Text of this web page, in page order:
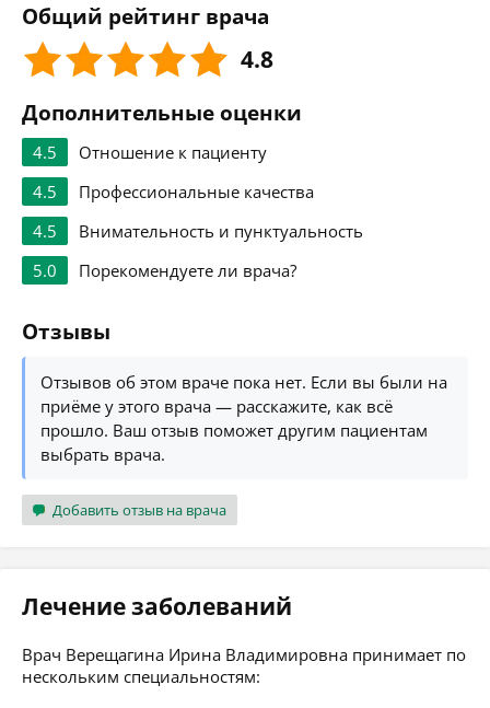
Общий рейтинг врача
4.8
Дополнительные оценки
4.5
Отношение к пациенту
4.5
Профессиональные качества
4.5
Внимательность и пунктуальность
5.0
Порекомендуете ли врача?
Отзывы
Отзывов об этом враче пока нет. Если вы были на
приёме у этого врача — расскажите, как всё
прошло. Ваш отзыв поможет другим пациентам
выбрать врача.
Добавить отзыв на врача
Лечение заболеваний
Врач Верещагина Ирина Владимировна принимает по
нескольким специальностям: